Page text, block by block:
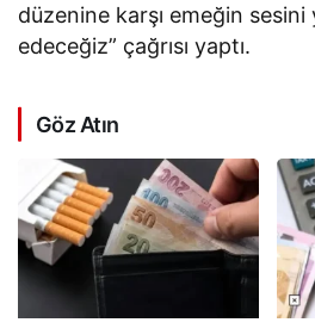
düzenine karşı emeğin
edeceğiz” çağrısı yaptı.
Göz Atın